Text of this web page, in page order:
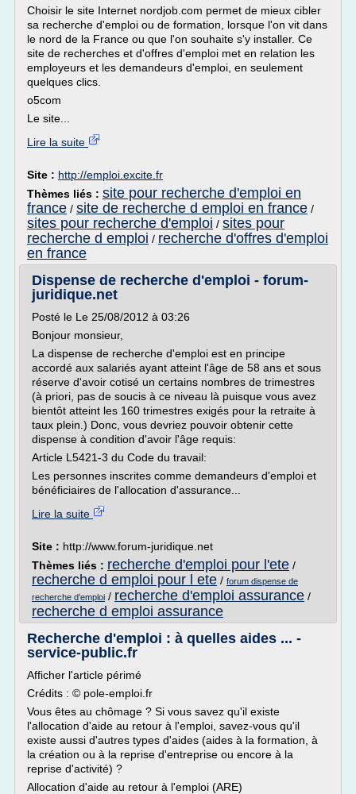
Choisir le site Internet nordjob.com permet de mieux cibler
sa recherche d'emploi ou de formation, lorsque l'on vit dans
le nord de la France ou que l'on souhaite s'y installer. Ce
site de recherches et d'offres d'emploi met en relation les
employeurs et les demandeurs d'emploi, en seulement
quelques clics.
o5com
Le site...
Lire la suite
Site : http://emploi.excite.fr
Thèmes liés : site pour recherche d'emploi en
france / site de recherche d emploi en france /
sites pour recherche d'emploi / sites pour
recherche d emploi / recherche d'offres d'emploi
en france
Dispense de recherche d'emploi - forum-
juridique.net
Posté le Le 25/08/2012 à 03:26
Bonjour monsieur,
La dispense de recherche d'emploi est en principe
accordé aux salariés ayant atteint l'âge de 58 ans et sous
réserve d'avoir cotisé un certains nombres de trimestres
(à priori, pas de soucis à ce niveau là puisque vous avez
bientôt atteint les 160 trimestres exigés pour la retraite à
taux plein.) Donc, vous devriez pouvoir obtenir cette
dispense à condition d'avoir l'âge requis:
Article L5421-3 du Code du travail:
Les personnes inscrites comme demandeurs d'emploi et
bénéficiaires de l'allocation d'assurance...
Lire la suite
Site : http://www.forum-juridique.net
Thèmes liés : recherche d'emploi pour l'ete /
recherche d emploi pour l ete / forum dispense de
recherche d'emploi / recherche d'emploi assurance /
recherche d emploi assurance
Recherche d'emploi : à quelles aides ... -
service-public.fr
Afficher l'article périmé
Crédits : © pole-emploi.fr
Vous êtes au chômage ? Si vous savez qu'il existe
l'allocation d'aide au retour à l'emploi, savez-vous qu'il
existe aussi d'autres types d'aides (aides à la formation, à
la création ou à la reprise d'entreprise ou encore à la
reprise d'activité) ?
Allocation d'aide au retour à l'emploi (ARE)